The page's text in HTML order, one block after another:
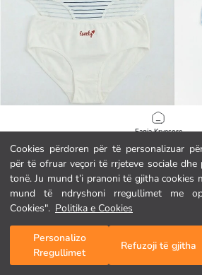
Cookies përdoren për të personalizuar
për të ofruar veçori të rrjeteve sociale dhe
tonë. Ju mund t’i pranoni të gjitha cookies
mund të ndryshoni rregullimet me
Cookies". Politika e Cookies
Personalizo
Rregullimet
Refuzoji të gjitha
Faqja Kryesore
Kategoritë
Shporta Ime
Të brendshme të stampuara 3 copë për vajza
4.45 EUR
Të
4.45